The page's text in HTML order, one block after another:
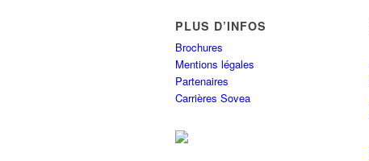
PLUS D’INFOS
Brochures
Mentions légales
Partenaires
Carrières Sovea